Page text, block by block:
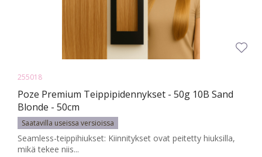
255018
Poze Premium Teippipidennykset - 50g 10B Sand
Blonde - 50cm
Saatavilla useissa versioissa
Seamless-teippihiukset: Kiinnitykset ovat peitetty hiuksilla,
mikä tekee niis...